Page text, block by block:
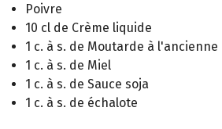
Poivre
10 cl de Crème liquide
1 c. à s. de Moutarde à l'ancienne
1 c. à s. de Miel
1 c. à s. de Sauce soja
1 c. à s. de échalote